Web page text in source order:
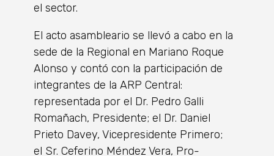
el sector.
El acto asambleario se llevó a cabo en la
sede de la Regional en Mariano Roque
Alonso y contó con la participación de
integrantes de la ARP Central:
representada por el Dr. Pedro Galli
Romañach, Presidente; el Dr. Daniel
Prieto Davey, Vicepresidente Primero;
el Sr. Ceferino Méndez Vera, Pro-